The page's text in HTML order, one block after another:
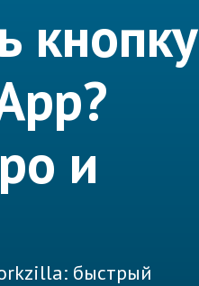
кнопку
и
быстрый